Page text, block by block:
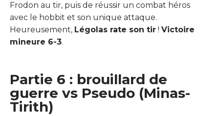
Frodon au tir, puis de réussir un combat héros
avec le hobbit et son unique attaque.
Heureusement, Légolas rate son tir ! Victoire
mineure 6-3.
Partie 6 : brouillard de
guerre vs Pseudo (Minas-
Tirith)